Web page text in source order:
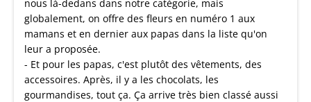
nous là-dedans dans notre catégorie, mais
globalement, on offre des fleurs en numéro 1 aux
mamans et en dernier aux papas dans la liste qu'on
leur a proposée.
- Et pour les papas, c'est plutôt des vêtements, des
accessoires. Après, il y a les chocolats, les
gourmandises, tout ça. Ça arrive très bien classé aussi